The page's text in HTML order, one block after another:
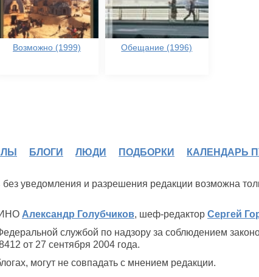
Возможно (1999) Обещание (1996)
БЛОГИ ЛЮДИ ПОДБОРКИ КАЛЕНДАРЬ
уведомления и разрешения редакции возможна
Александр Голубчиков, шеф-редактор Сергей
службой по надзору за соблюдением
от 27 сентября 2004 года.
могут не совпадать с мнением редакции.